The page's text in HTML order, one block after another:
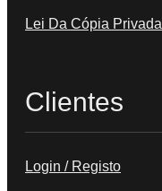
Lei Da Cópia Privada
Clientes
Login / Registo